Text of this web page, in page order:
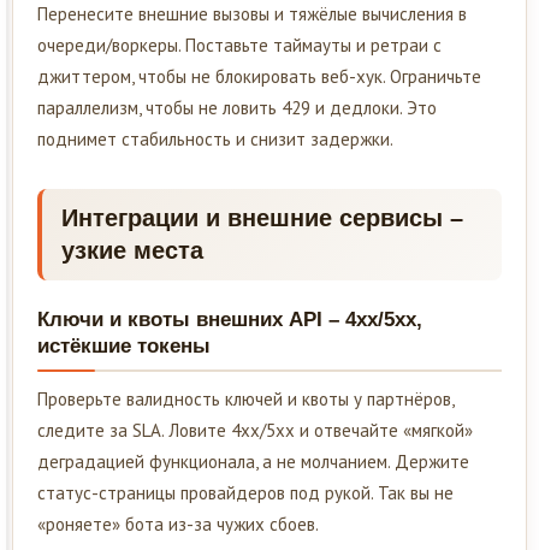
Перенесите внешние вызовы и тяжёлые вычисления в
очереди/воркеры. Поставьте таймауты и ретраи с
джиттером, чтобы не блокировать веб-хук. Ограничьте
параллелизм, чтобы не ловить 429 и дедлоки. Это
поднимет стабильность и снизит задержки.
Интеграции и внешние сервисы –
узкие места
Ключи и квоты внешних API – 4xx/5xx,
истёкшие токены
Проверьте валидность ключей и квоты у партнёров,
следите за SLA. Ловите 4xx/5xx и отвечайте «мягкой»
деградацией функционала, а не молчанием. Держите
статус-страницы провайдеров под рукой. Так вы не
«роняете» бота из-за чужих сбоев.